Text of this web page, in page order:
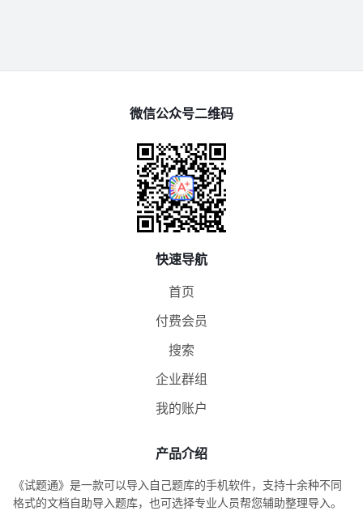
微信公众号二维码
快速导航
首页
付费会员
搜索
企业群组
我的账户
产品介绍
《试题通》是一款可以导入自己题库的手机软件，支持十余种不同
格式的文档自助导入题库，也可选择专业人员帮您辅助整理导入。